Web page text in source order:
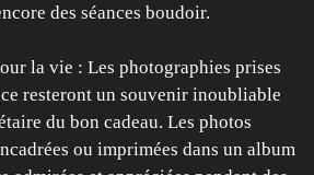
des séances boudoir.
la vie : Les photographies prises
resteront un souvenir inoubliable
du bon cadeau. Les photos
ou imprimées dans un album